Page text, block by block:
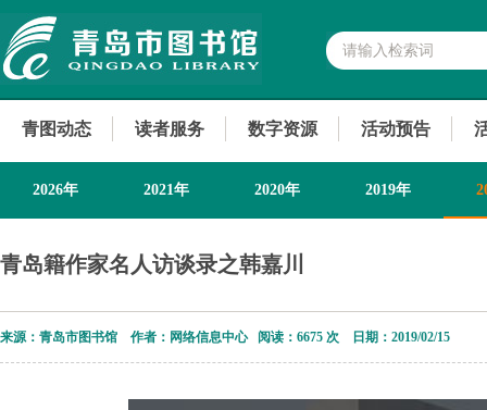
青图动态 读者服务 数字资源 活动预告
2026年 2021年 2020年 2019年
青岛籍作家名人访谈录之韩嘉川
来源：青岛市图书馆 作者：网络信息中心 阅读： 6675 次 日期：2019/02/15